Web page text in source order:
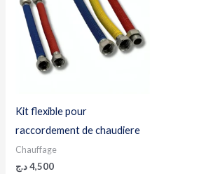
Kit flexible pour
raccordement de chaudiere
Chauffage
4,500 د.ج